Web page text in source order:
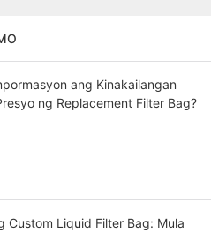
ang Kinakailangan
ng Replacement Filter Bag?
Custom Liquid Filter Bag: Mula